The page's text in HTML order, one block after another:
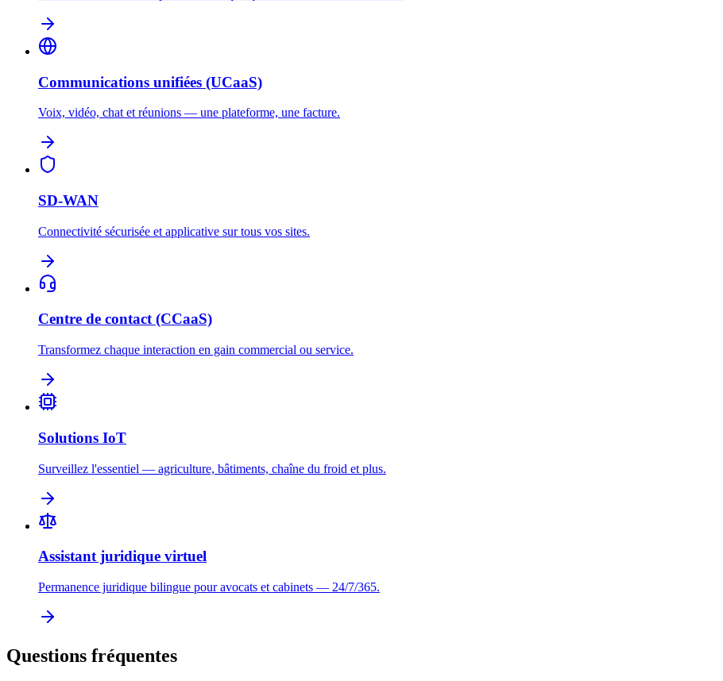
Communications unifiées (UCaaS)
Voix, vidéo, chat et réunions — une plateforme, une facture.
SD-WAN
Connectivité sécurisée et applicative sur tous vos sites.
Centre de contact (CCaaS)
Transformez chaque interaction en gain commercial ou service.
Solutions IoT
Surveillez l'essentiel — agriculture, bâtiments, chaîne du froid et plus.
Assistant juridique virtuel
Permanence juridique bilingue pour avocats et cabinets — 24/7/365.
Questions fréquentes